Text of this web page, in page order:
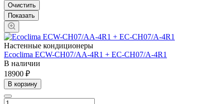
Очистить
Настенные кондиционеры
Ecoclima ECW-СH07/AA-4R1 + EC-CH07/A-4R1
В наличии
18900 ₽
В корзину